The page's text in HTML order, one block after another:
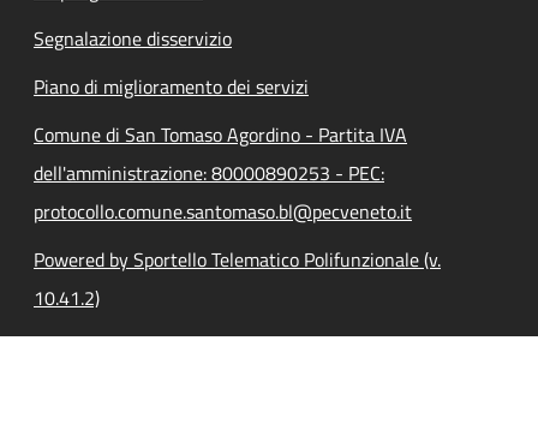
Segnalazione disservizio
Piano di miglioramento dei servizi
Comune di San Tomaso Agordino - Partita IVA
dell'amministrazione: 80000890253 - PEC:
protocollo.comune.santomaso.bl@pecveneto.it
Powered by Sportello Telematico Polifunzionale (v.
10.41.2)